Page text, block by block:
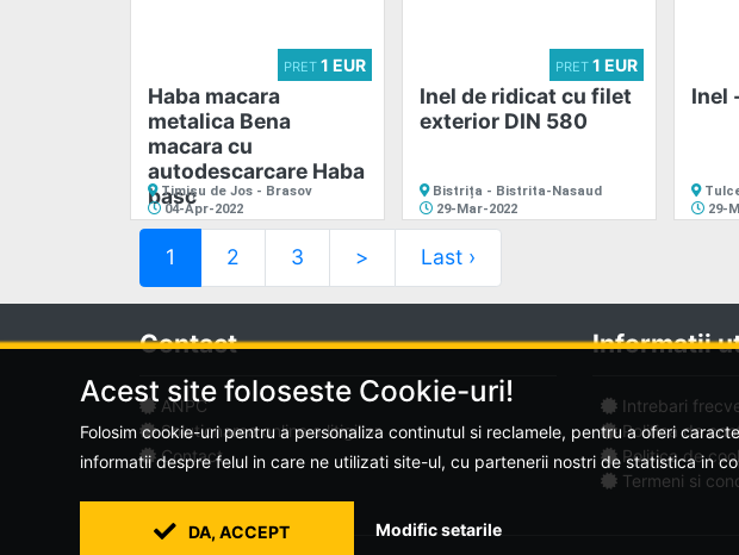
Haba macara
metalica Bena
macara cu
autodescarcare Haba
basc
PRET 1 EUR
Timișu de Jos - Brasov
04-Apr-2022
Inel de ridicat cu filet
exterior DIN 580
PRET 1 EUR
Bistrița - Bistrita-Nasaud
29-Mar-2022
Inel
29-
1 2 3 > Last ›
Contact
ANPC
Solutionarea online a litigiilor
Contact
Informatii
Intrebari
Politica de
Politica de
Termeni si
Acest site foloseste Cookie-uri!
Folosim cookie-uri pentru a personaliza continutul si reclamele, pentru a oferi
informatii despre felul in care ne utilizati site-ul, cu partenerii nostri de statistica in
DA, ACCEPT Modific setarile